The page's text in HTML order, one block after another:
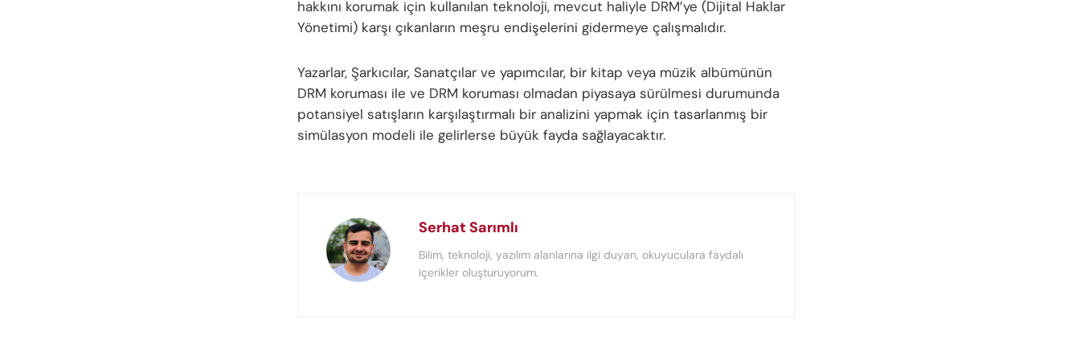
hakkını korumak için kullanılan teknoloji, mevcut haliyle DRM’ye (Dijital Haklar
Yönetimi) karşı çıkanların meşru endişelerini gidermeye çalışmalıdır.
Yazarlar, Şarkıcılar, Sanatçılar ve yapımcılar, bir kitap veya müzik albümünün
DRM koruması ile ve DRM koruması olmadan piyasaya sürülmesi durumunda
potansiyel satışların karşılaştırmalı bir analizini yapmak için tasarlanmış bir
simülasyon modeli ile gelirlerse büyük fayda sağlayacaktır.
Serhat Sarımlı
Bilim, teknoloji, yazılım alanlarına ilgi duyan, okuyuculara faydalı
içerikler oluşturuyorum.